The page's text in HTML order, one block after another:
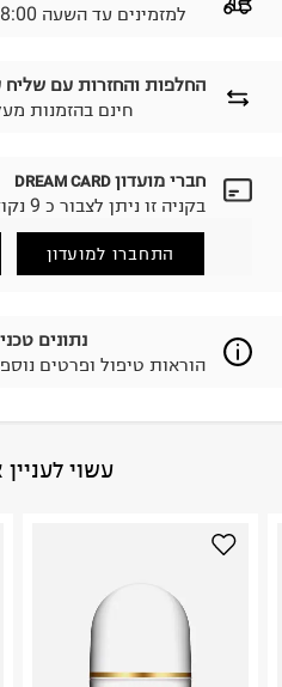
החלפות והחזרות עם שליח
₪ חינם בהזמנות מעל
לבחירת בשיטת המשלוח
הזמנתם והתחרטתם?
(במקום ב-19.9 ₪) לזמן מוגבל! חינם בהזמנות מעל 500 ₪.
למידע נא ללחוץ כאן
.
לפני החזרת החבילה, חשוב
פריטים שבירים יש להחזיר
3. מוצרי טיפוח ניתן להחזיר
חברי מועדון DREAM CARD
בקניה זו ניתן לצבור כ 9 נקודות
התחברו למועדון
נתונים
הוראות טיפול ופרטים
לוריאל ישראל בעמ
עשוי